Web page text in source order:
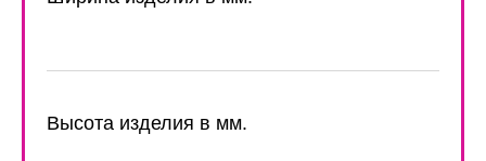
Высота изделия в мм.